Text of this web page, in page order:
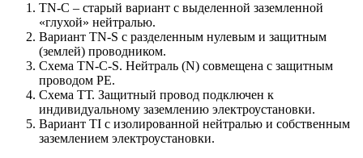
TN-C – старый вариант с выделенной заземленной
«глухой» нейтралью.
Вариант TN-S с разделенным нулевым и защитным
(землей) проводником.
Схема TN-C-S. Нейтраль (N) совмещена с защитным
проводом РЕ.
Схема ТТ. Защитный провод подключен к
индивидуальному заземлению электроустановки.
Вариант TI с изолированной нейтралью и собственным
заземлением электроустановки.